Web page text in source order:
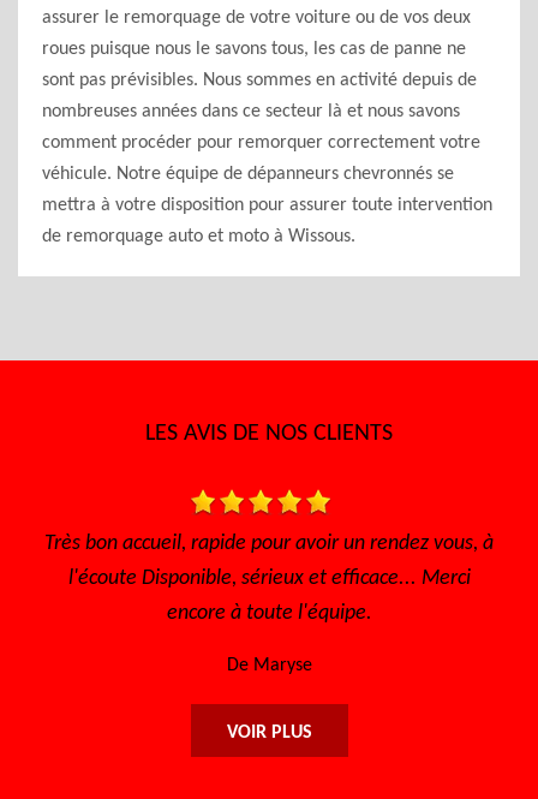
assurer le remorquage de votre voiture ou de vos deux
roues puisque nous le savons tous, les cas de panne ne
sont pas prévisibles. Nous sommes en activité depuis de
nombreuses années dans ce secteur là et nous savons
comment procéder pour remorquer correctement votre
véhicule. Notre équipe de dépanneurs chevronnés se
mettra à votre disposition pour assurer toute intervention
de remorquage auto et moto à Wissous.
LES AVIS DE NOS CLIENTS
Très bon accueil, rapide pour avoir un rendez vous, à
l'écoute Disponible, sérieux et efficace... Merci
encore à toute l'équipe.
De Maryse
VOIR PLUS